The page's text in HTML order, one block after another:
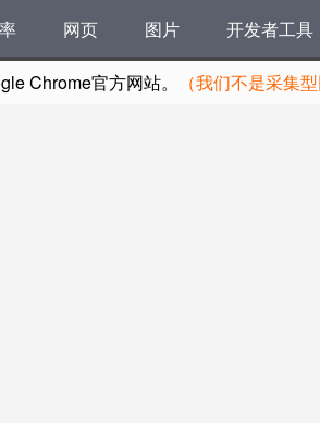
网页 图片 开发者工具
Chrome官方网站。 （我们不是采集